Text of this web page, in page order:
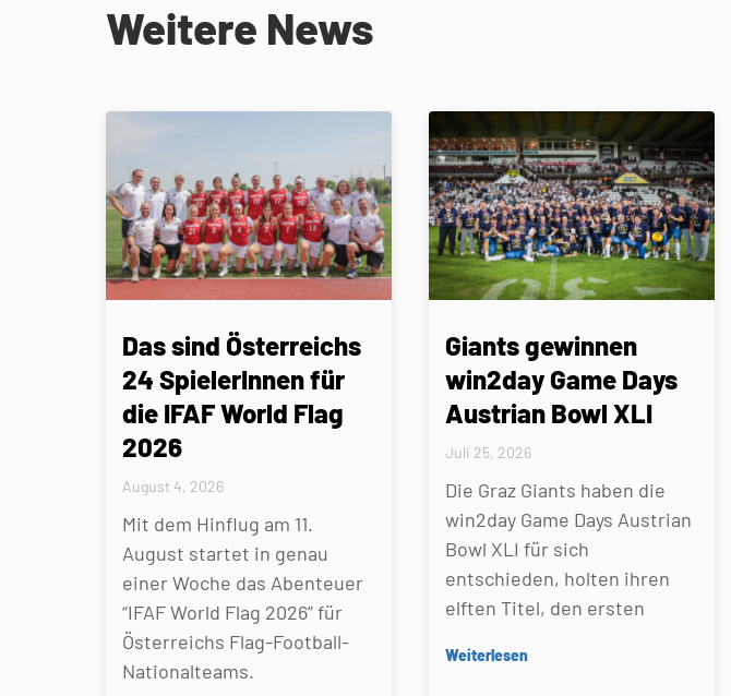
Weitere News
Das sind Österreichs
24 SpielerInnen für
die IFAF World Flag
2026
August 4, 2026
Mit dem Hinflug am 11.
August startet in genau
einer Woche das Abenteuer
“IFAF World Flag 2026” für
Österreichs Flag-Football-
Nationalteams.
Giants gewinnen
win2day Game Days
Austrian Bowl XLI
Juli 25, 2026
Die Graz Giants haben die
win2day Game Days Austrian
Bowl XLI für sich
entschieden, holten ihren
elften Titel, den ersten
Weiterlesen